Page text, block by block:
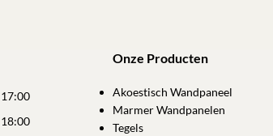
Onze Producten
Akoestisch Wandpaneel
Marmer Wandpanelen
Tegels